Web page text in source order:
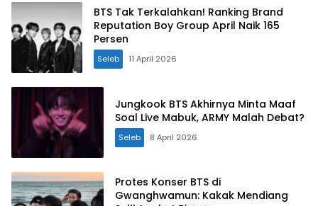
BTS Tak Terkalahkan! Ranking Brand
Reputation Boy Group April Naik 165
Persen
Seleb 11 April 2026
Jungkook BTS Akhirnya Minta Maaf
Soal Live Mabuk, ARMY Malah Debat?
Seleb 8 April 2026
Protes Konser BTS di
Gwanghwamun: Kakak Mendiang